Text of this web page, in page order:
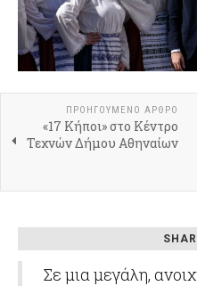
ΠΡΟΗΓΟΎΜΕΝΟ ΆΡΘΡΟ
«17 Κήποι» στο Κέντρο
Τεχνών Δήμου Αθηναίων
Σε μια μεγάλη,